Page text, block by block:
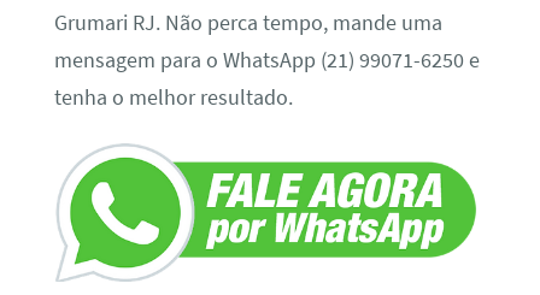
Grumari RJ. Não perca tempo, mande uma
mensagem para o WhatsApp (21) 99071-6250 e
tenha o melhor resultado.